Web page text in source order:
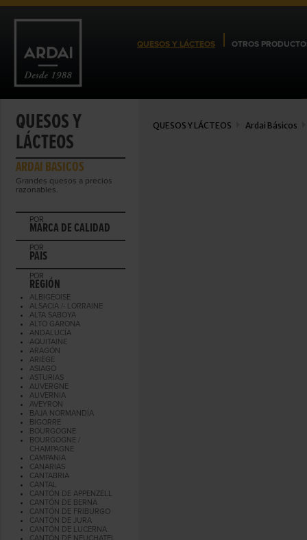
QUESOS Y LÁCTEOS OTROS
QUESOS Y
LÁCTEOS
ARDAI BÁSICOS
Grandes quesos a precios
razonables.
POR
MARCA DE CALIDAD
POR
PAIS
POR
REGIÓN
ALBIGEOISE
ALSACIA /- LORRAINE
ALTA SABOYA
ALTO GARONA
ANDALUCÍA
AQUITAINE
ARAGÓN
ARIÈGE
ASIAGO
ASTURIAS
AUVERGNE
AUVERNIA
AVEYRON
BAJA NORMANDÍA
BIGORRE
BOURGOGNE
BOURGOGNE /
CHAMPAGNE
CAMPANIA
CANARIAS
CANTABRIA
CANTAL
CANTÓN DE APPENZELL
CANTÓN DE BERNA
CANTÓN DE FRIBURGO
CANTÓN DE JURA
CANTÓN DE LUCERNA
QUESOS Y LÁCTEOS Ardai Básicos